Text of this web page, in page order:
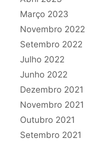
Março 2023
Novembro 2022
Setembro 2022
Julho 2022
Junho 2022
Dezembro 2021
Novembro 2021
Outubro 2021
Setembro 2021